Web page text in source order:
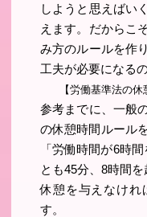
しようと思えばい
えます。だからこ
み方のルールを作
工夫が必要になるの
【労働基準法の休憩
参考までに、一般
の休憩時間ルール
「労働時間が6時
とも45分、8時間
休憩を与えなけれ
す。